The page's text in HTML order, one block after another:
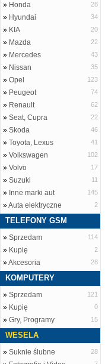
» Honda 28
» Hyundai 34
» KIA 20
» Mazda 22
» Mercedes 43
» Nissan 35
» Opel 123
» Peugeot 74
» Renault 62
» Seat, Cupra 22
» Skoda 46
» Toyota, Lexus 41
» Volkswagen 102
» Volvo 17
» Suzuki 11
» Inne marki aut 145
»Auta elektryczne 2
TELEFONY GSM
» Sprzedam 114
» Kupię 2
»Akcesoria 28
KOMPUTERY
» Sprzedam 121
» Kupię 0
» Gry, Programy 15
WESELA
» Suknie ślubne 28